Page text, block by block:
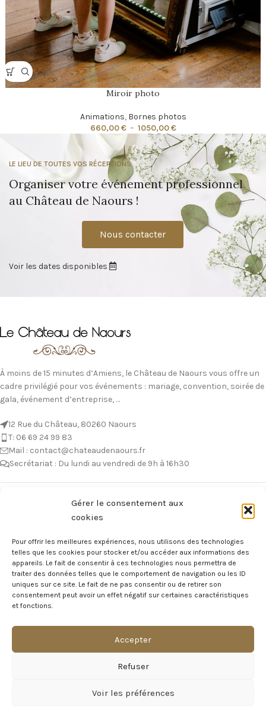
Gérer le consentement aux
cookies
Pour offrir les meilleures expériences, nous utilisons des technologies
telles que les cookies pour stocker et/ou accéder aux informations des
appareils. Le fait de consentir à ces technologies nous permettra de
traiter des données telles que le comportement de navigation ou les ID
uniques sur ce site. Le fait de ne pas consentir ou de retirer son
consentement peut avoir un effet négatif sur certaines caractéristiques
et fonctions.
Accepter
Refuser
Voir les préférences
Miroir photo
Animations, Bornes photos
660,00€ – 1050,00€
LE LIEU DE TOUTES VOS RÉCEPTIONS
Organiser votre événement professionnel
au Château de Naours !
Nous contacter
Voir les dates disponibles
À moins de 15 minutes d’Amiens, le Château de Naours vous offre un
cadre privilégié pour vos événements : mariage, convention, soirée de
gala, événement d’entreprise, …
12 Rue du Château, 80260 Naours
T: 06 69 24 99 83
Mail : contact@chateaudenaours.fr
Secrétariat : Du lundi au vendredi de 9h à 16h30
Avant de nous écrire, n’hésitez pas à consulter notre FAQ, celle-ci est
réponse à votre question !
Voir notre foire aux questions >
NOTRE ÉCOSYSTEME
MAGAZINE DU CHÂTEAU